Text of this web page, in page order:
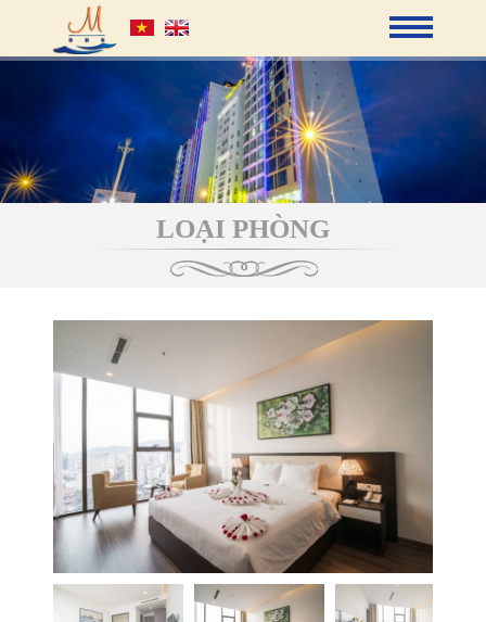
LOẠI PHÒNG